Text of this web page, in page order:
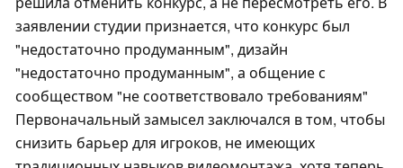
заявлении студии признается, что конкурс был
"недостаточно продуманным", дизайн
"недостаточно продуманным", а общение с
сообществом "не соответствовало требованиям"
Первоначальный замысел заключался в том, чтобы
снизить барьер для игроков, не имеющих